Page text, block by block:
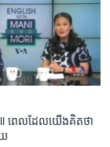
ពេល​ដែល​យើង​គិត​ថា